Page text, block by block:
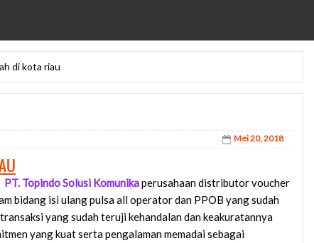
di kota riau
Mei 20, 2018
PT. Topindo Solusi Komunikaperusahaan distributor voucher
bidang isi ulang pulsa all operator dan PPOB yang sudah
yang sudah teruji kehandalan dan keakuratannya
yang kuat serta pengalaman memadai sebagai